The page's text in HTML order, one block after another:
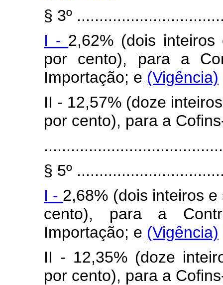
§ 3º
I - 2,62% (dois
por cento), para a
Importação; e (Vigência)
II - 12,57% (doze
por cento), para a
§ 5º
I - 2,68% (dois inteiros
cento), para a
Importação; e (Vigência)
II - 12,35% (doze
por cento), para a